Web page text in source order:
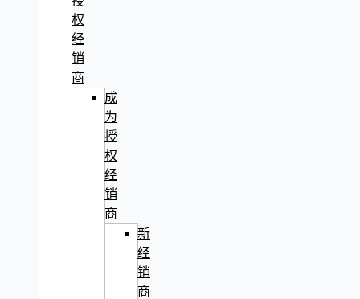
权
经
销
商
成
为
授
权
经
销
商
新
经
销
商